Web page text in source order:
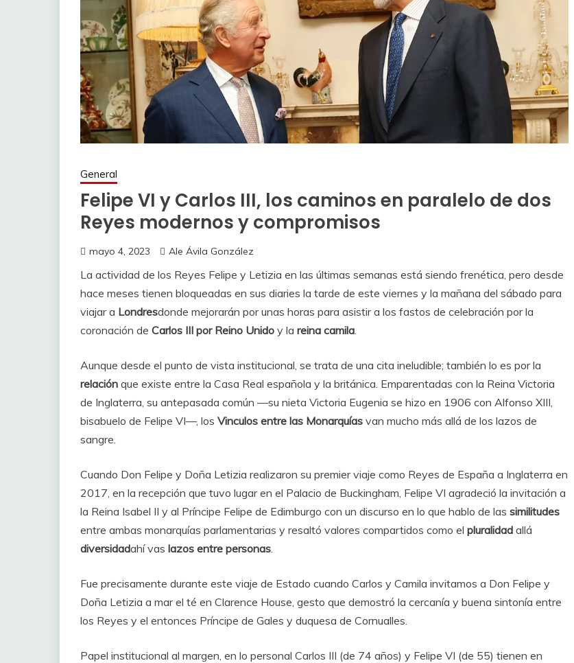
General
Felipe VI y Carlos III, los caminos en paralelo de dos
Reyes modernos y compromisos
mayo 4, 2023 Ale Ávila González
La actividad de los Reyes Felipe y Letizia en las últimas semanas está siendo frenética, pero desde
hace meses tienen bloqueadas en sus diaries la tarde de este viernes y la mañana del sábado para
viajar a Londresdonde mejorarán por unas horas para asistir a los fastos de celebración por la
coronación de Carlos III por Reino Unido y la reina camila
Aunque desde el punto de vista institucional, se trata de una cita ineludible; también lo es por la
relación que existe entre la Casa Real española y la británica. Emparentadas con la Reina Victoria
de Inglaterra, su antepasada común —su nieta Victoria Eugenia se hizo en 1906 con Alfonso XIII,
bisabuelo de Felipe VI—, los Vinculos entre las Monarquías van mucho más allá de los lazos de
sangre.
Cuando Don Felipe y Doña Letizia realizaron su premier viaje como Reyes de España a Inglaterra en
2017, en la recepción que tuvo lugar en el Palacio de Buckingham, Felipe VI agradeció la invitación a
la Reina Isabel II y al Príncipe Felipe de Edimburgo con un discurso en lo que hablo de las similitudes
entre ambas monarquías parlamentarias y resaltó valores compartidos como el pluralidad allá
diversidadahí vas lazos entre personas
Fue precisamente durante este viaje de Estado cuando Carlos y Camila invitamos a Don Felipe y
Doña Letizia a mar el té en Clarence House, gesto que demostró la cercanía y buena sintonía entre
los Reyes y el entonces Príncipe de Gales y duquesa de Cornualles.
Papel institucional al margen, en lo personal Carlos III (de 74 años) y Felipe VI (de 55) tienen en